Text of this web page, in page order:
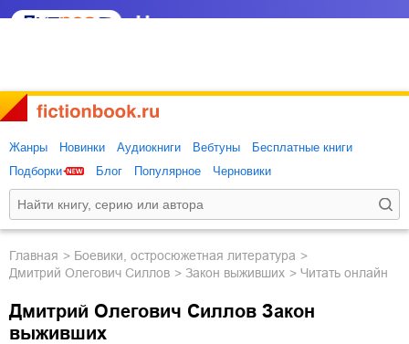
Жанры Новинки Аудиокниги Вебтуны
Бесплатные книги
Подборки
Блог Популярное Черновики
Главная
боевики, остросюжетная литература
Дмитрий Олегович Силлов
Закон выживших Читать онлайн
Дмитрий Олегович Силлов Закон
выживших